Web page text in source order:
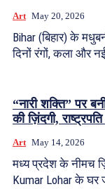
Art May 20, 2026
Bihar (बिहार) के
दिनों रंगों, कला और
“नारी शक्ति” पर
की ज़िंदगी,
Art May 14, 2026
मध्य प्रदेश के नीमच
Kumar Lohar के घर